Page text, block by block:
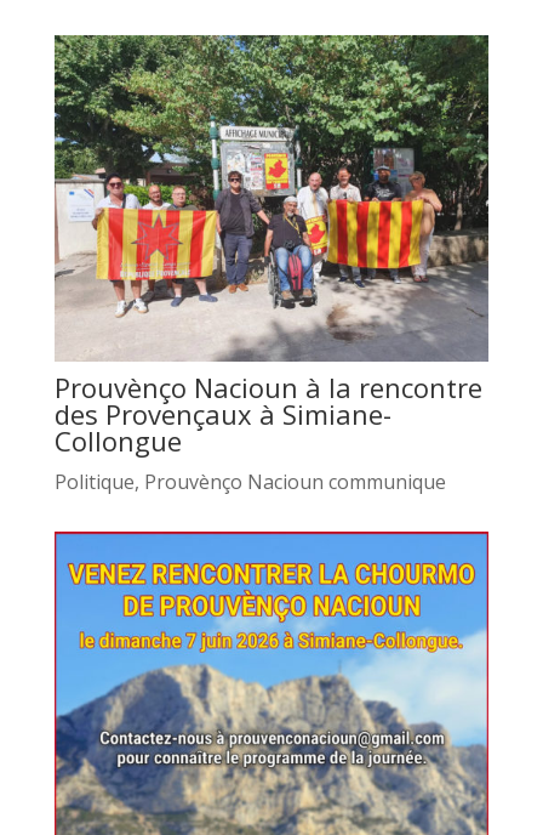
Prouvènço Nacioun à la rencontre
des Provençaux à Simiane-
Collongue
Politique, Prouvènço Nacioun communique